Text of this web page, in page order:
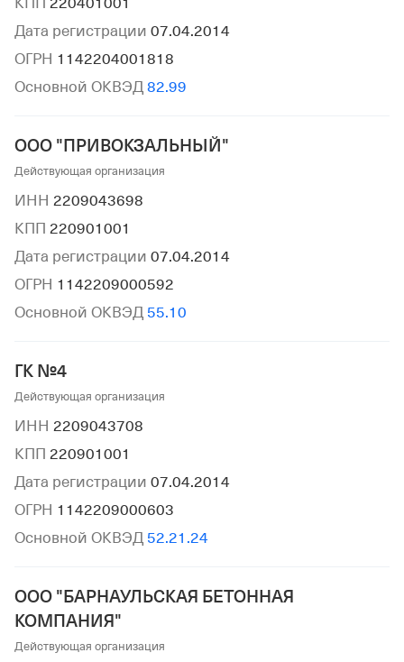
Дата регистрации 07.04.2014
ОГРН 1142204001818
Основной ОКВЭД 82.99
ООО "ПРИВОКЗАЛЬНЫЙ"
Действующая организация
ИНН 2209043698
КПП 220901001
Дата регистрации 07.04.2014
ОГРН 1142209000592
Основной ОКВЭД 55.10
ГК №4
Действующая организация
ИНН 2209043708
КПП 220901001
Дата регистрации 07.04.2014
ОГРН 1142209000603
Основной ОКВЭД 52.21.24
ООО "БАРНАУЛЬСКАЯ БЕТОННАЯ
КОМПАНИЯ"
Действующая организация